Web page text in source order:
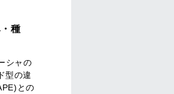
種
シャの
型の違
との